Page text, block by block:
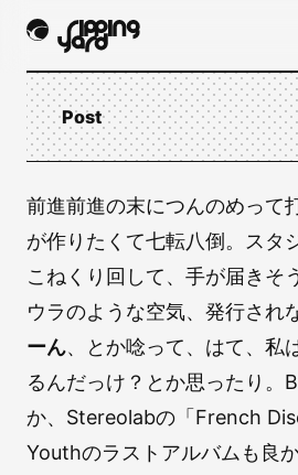
Post
前進前進の末につんのめって
が作りたくて七転八倒。スタ
こねくり回して、手が届きそ
ウラのような空気、発行され
ーん、とか唸って、はて、私
るんだっけ？とか思ったり。
か、Stereolabの「French
Youthのラストアルバムも良